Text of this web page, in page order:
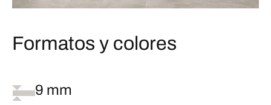
Formatos y colores
9 mm